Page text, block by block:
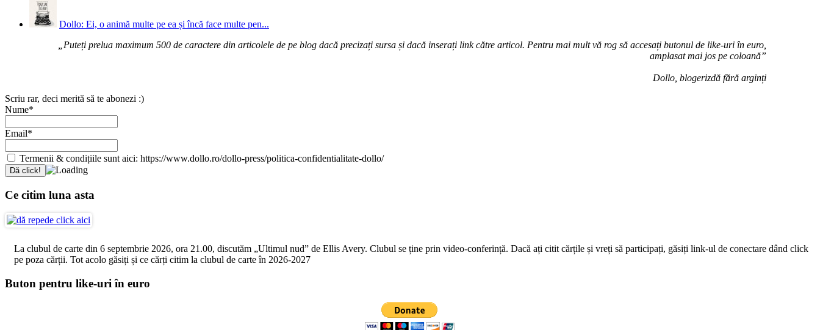
Dollo: Ei, o animă multe pe ea și încă face multe pen...
„Puteți prelua maximum 500 de caractere din articolele de pe blog dacă precizați sursa și dacă inserați link către articol. Pentru mai mult vă rog să accesați butonul de like-uri în euro,
amplasat mai jos pe coloană”
Dollo, blogerizdă fără arginți
Scriu rar, deci merită să te abonezi :)
Nume*
Email*
Termenii & condițiile sunt aici: https://www.dollo.ro/dollo-press/politica-confidentialitate-dollo/
Ce citim luna asta
La clubul de carte din 6 septembrie 2026, ora 21.00, discutăm „Ultimul nud” de Ellis Avery. Clubul se ține prin video-conferință. Dacă ați citit cărțile și vreți să participați, găsiți link-ul de conectare dând click
pe poza cărții. Tot acolo găsiți și ce cărți citim la clubul de carte în 2026-2027
Buton pentru like-uri în euro